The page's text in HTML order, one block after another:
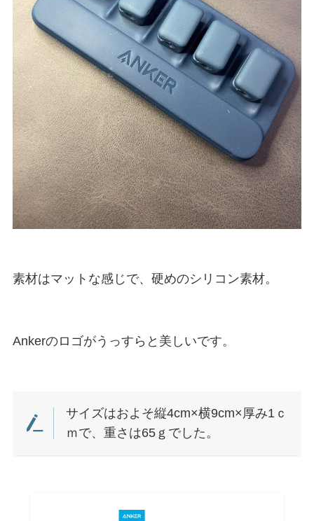
素材はマットな感じで、硬めのシリコン素材。
Ankerのロゴがうっすらと美しいです。
サイズはおよそ縦4cm×横9cm×厚み1ｃ
ｍで、重さは65ｇでした。